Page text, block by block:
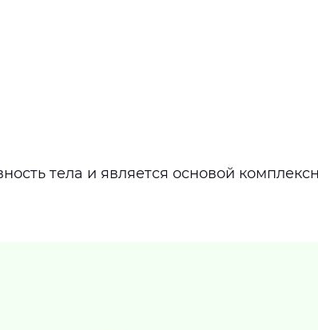
тела и является основой